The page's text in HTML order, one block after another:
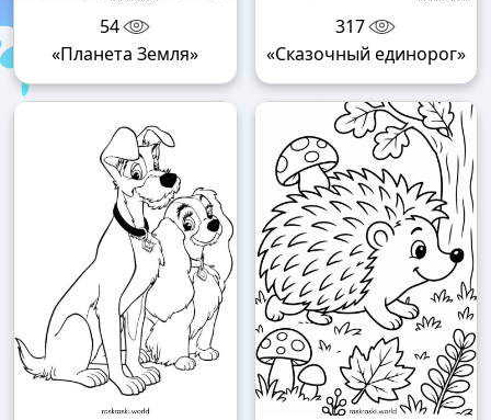
54
«Планета Земля»
317
«Сказочный единорог»